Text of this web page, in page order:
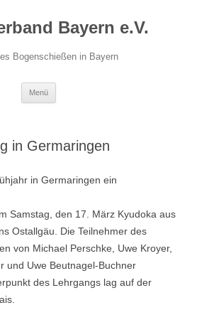
Bayern e.V.
Bogenschießen in Bayern
Menü
in Germaringen
in Germaringen ein
Samstag, den 17. März Kyudoka aus
Ostallgäu. Die Teilnehmer des
von Michael Perschke, Uwe Kroyer,
und Uwe Beutnagel-Buchner
des Lehrgangs lag auf der